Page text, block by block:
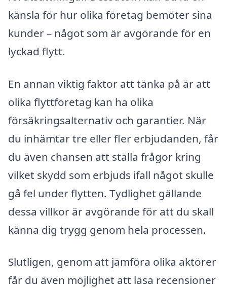
känsla för hur olika företag bemöter sina
kunder – något som är avgörande för en
lyckad flytt.
En annan viktig faktor att tänka på är att
olika flyttföretag kan ha olika
försäkringsalternativ och garantier. När
du inhämtar tre eller fler erbjudanden, får
du även chansen att ställa frågor kring
vilket skydd som erbjuds ifall något skulle
gå fel under flytten. Tydlighet gällande
dessa villkor är avgörande för att du skall
känna dig trygg genom hela processen.
Slutligen, genom att jämföra olika aktörer
får du även möjlighet att läsa recensioner